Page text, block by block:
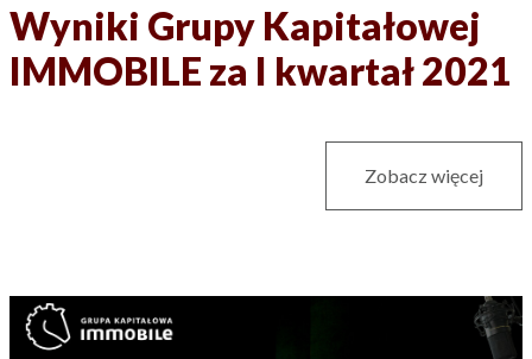
Wyniki Grupy Kapitałowej
IMMOBILE za I kwartał 2021
Zobacz więcej